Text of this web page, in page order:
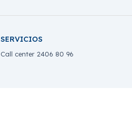
SERVICIOS
Call center 2406 80 96